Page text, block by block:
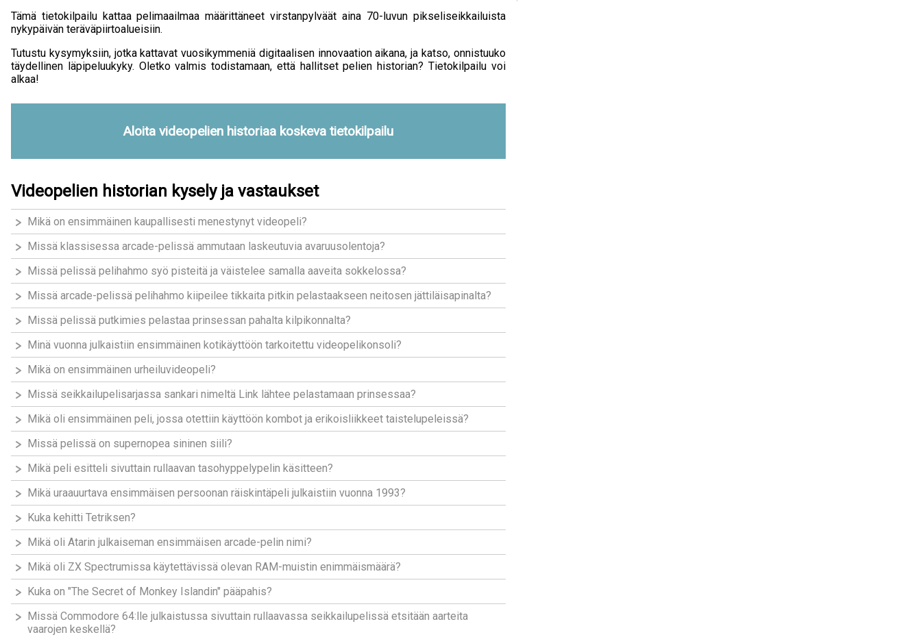
Tämä tietokilpailu kattaa pelimaailmaa määrittäneet virstanpylväät aina 70-luvun pikseliseikkailuista
nykypäivän teräväpiirtoalueisiin.
Tutustu kysymyksiin, jotka kattavat vuosikymmeniä digitaalisen innovaation aikana, ja katso, onnistuuko
täydellinen läpipeluukyky. Oletko valmis todistamaan, että hallitset pelien historian? Tietokilpailu voi
alkaa!
Aloita videopelien historiaa koskeva tietokilpailu
Videopelien historian kysely ja vastaukset
Mikä on ensimmäinen kaupallisesti menestynyt videopeli?
Missä klassisessa arcade-pelissä ammutaan laskeutuvia avaruusolentoja?
Missä pelissä pelihahmo syö pisteitä ja väistelee samalla aaveita sokkelossa?
Missä arcade-pelissä pelihahmo kiipeilee tikkaita pitkin pelastaakseen neitosen jättiläisapinalta?
Missä pelissä putkimies pelastaa prinsessan pahalta kilpikonnalta?
Minä vuonna julkaistiin ensimmäinen kotikäyttöön tarkoitettu videopelikonsoli?
Mikä on ensimmäinen urheiluvideopeli?
Missä seikkailupelisarjassa sankari nimeltä Link lähtee pelastamaan prinsessaa?
Mikä oli ensimmäinen peli, jossa otettiin käyttöön kombot ja erikoisliikkeet taistelupeleissä?
Missä pelissä on supernopea sininen siili?
Mikä peli esitteli sivuttain rullaavan tasohyppelypelin käsitteen?
Mikä uraauurtava ensimmäisen persoonan räiskintäpeli julkaistiin vuonna 1993?
Kuka kehitti Tetriksen?
Mikä oli Atarin julkaiseman ensimmäisen arcade-pelin nimi?
Mikä oli ZX Spectrumissa käytettävissä olevan RAM-muistin enimmäismäärä?
Kuka on "The Secret of Monkey Islandin" pääpahis?
Missä Commodore 64:lle julkaistussa sivuttain rullaavassa seikkailupelissä etsitään aarteita
vaarojen keskellä?